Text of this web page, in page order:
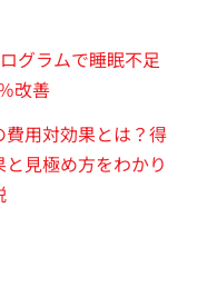
グラムで睡眠不足
改善
費用対効果とは？得
と見極め方をわかり